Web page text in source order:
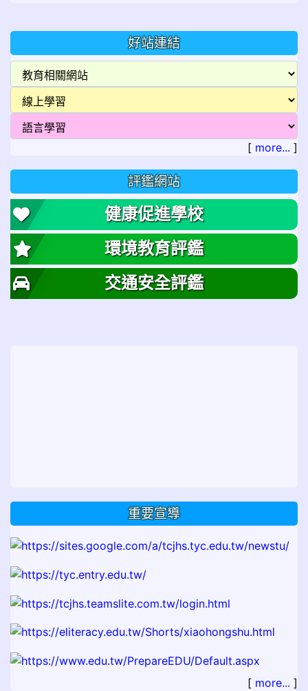
好站連結
[ more... ]
評鑑網站
健康促進學校
環境教育評鑑
交通安全評鑑
重要宣導
[ more... ]